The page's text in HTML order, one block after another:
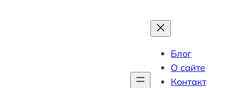
Блог
О сайте
Контакт